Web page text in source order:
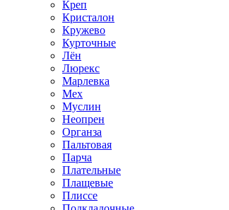
Креп
Кристалон
Кружево
Курточные
Лён
Люрекс
Марлевка
Мех
Муслин
Неопрен
Органза
Пальтовая
Парча
Плательные
Плащевые
Плиссе